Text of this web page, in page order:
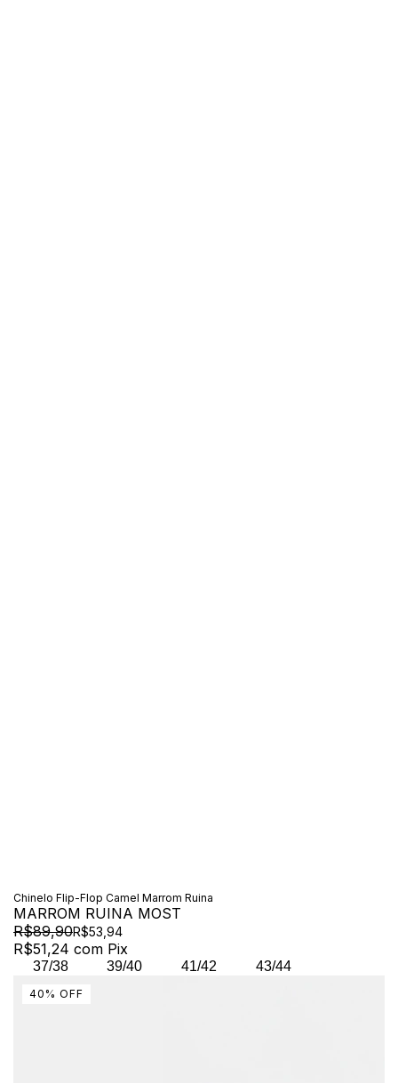
Chinelo Flip-Flop Camel Marrom Ruina
MARROM RUINA MOST
R$89,90R$53,94
R$51,24 com Pix
37/38 39/40 41/42 43/44
40 % OFF